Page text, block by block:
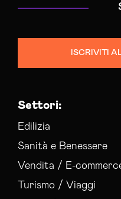
ISCRIVITI
Settori:
Edilizia
Sanità e Benessere
Vendita / E-
Turismo / Viaggi